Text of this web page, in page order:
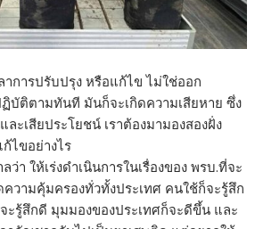
าการปรับปรุง หรือแก้ไข ไม่ใช่ออก
บัติตามทันที มันก็จะเกิดความเสียหาย ซึ่ง
ะเสียประโยชน์ เราต้องมามองสองฝั่ง
ไขอย่างไร
ว่า ให้เร่งดำเนินการในเรื่องของ พรบ.ที่จะ
ความคุ้มครองทั่วทั้งประเทศ คนใช้ก็จะรู้สึก
รู้สึกดี มุมมองของประเทศก็จะดีขึ้น และ